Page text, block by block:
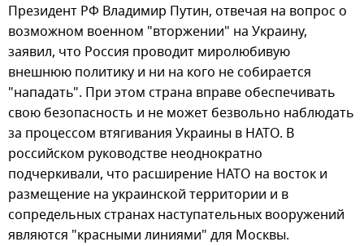
Президент РФ Владимир Путин, отвечая на вопрос о
возможном военном "вторжении" на Украину,
заявил, что Россия проводит миролюбивую
внешнюю политику и ни на кого не собирается
"нападать". При этом страна вправе обеспечивать
свою безопасность и не может безвольно наблюдать
за процессом втягивания Украины в НАТО. В
российском руководстве неоднократно
подчеркивали, что расширение НАТО на восток и
размещение на украинской территории и в
сопредельных странах наступательных вооружений
являются "красными линиями" для Москвы.